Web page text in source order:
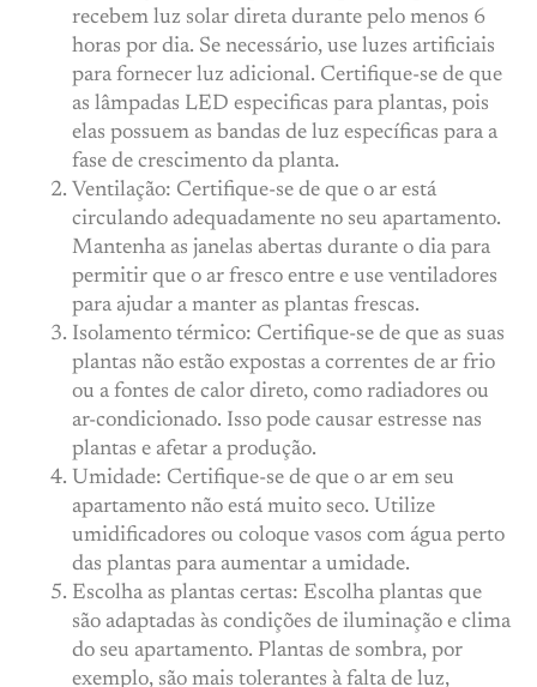
recebem luz solar direta durante pelo menos 6
horas por dia. Se necessário, use luzes artificiais
para fornecer luz adicional. Certifique-se de que
as lâmpadas LED especificas para plantas, pois
elas possuem as bandas de luz específicas para a
fase de crescimento da planta.
Ventilação: Certifique-se de que o ar está
circulando adequadamente no seu apartamento.
Mantenha as janelas abertas durante o dia para
permitir que o ar fresco entre e use ventiladores
para ajudar a manter as plantas frescas.
Isolamento térmico: Certifique-se de que as suas
plantas não estão expostas a correntes de ar frio
ou a fontes de calor direto, como radiadores ou
ar-condicionado. Isso pode causar estresse nas
plantas e afetar a produção.
Umidade: Certifique-se de que o ar em seu
apartamento não está muito seco. Utilize
umidificadores ou coloque vasos com água perto
das plantas para aumentar a umidade.
Escolha as plantas certas: Escolha plantas que
são adaptadas às condições de iluminação e clima
do seu apartamento. Plantas de sombra, por
exemplo, são mais tolerantes à falta de luz,